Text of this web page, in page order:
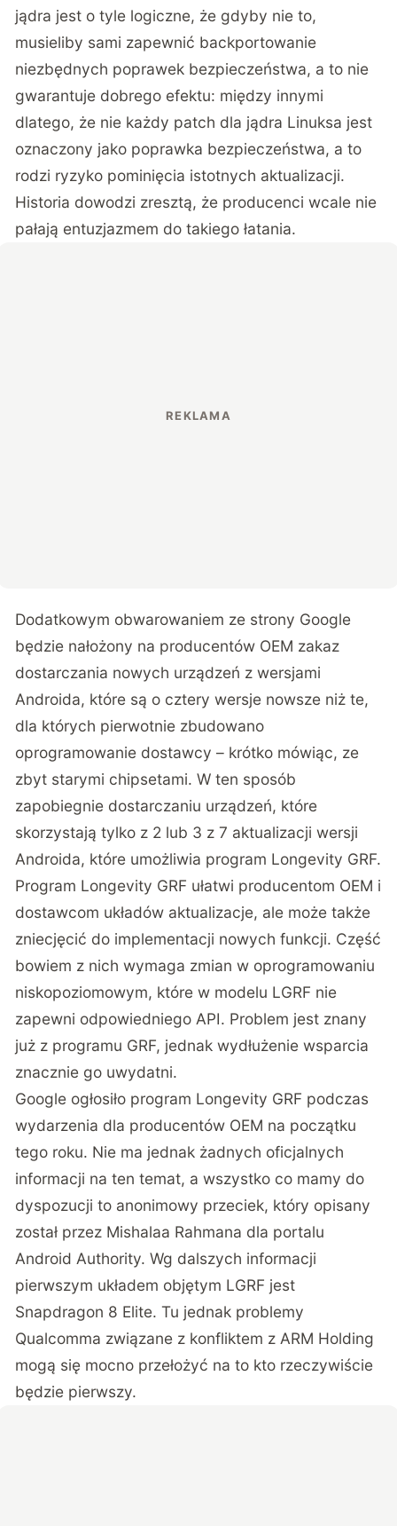
jądra jest o tyle logiczne, że gdyby nie to,
musieliby sami zapewnić backportowanie
niezbędnych poprawek bezpieczeństwa, a to nie
gwarantuje dobrego efektu: między innymi
dlatego, że nie każdy patch dla jądra Linuksa jest
oznaczony jako poprawka bezpieczeństwa, a to
rodzi ryzyko pominięcia istotnych aktualizacji.
Historia dowodzi zresztą, że producenci wcale nie
pałają entuzjazmem do takiego łatania.
Dodatkowym obwarowaniem ze strony Google
będzie nałożony na producentów OEM zakaz
dostarczania nowych urządzeń z wersjami
Androida, które są o cztery wersje nowsze niż te,
dla których pierwotnie zbudowano
oprogramowanie dostawcy – krótko mówiąc, ze
zbyt starymi chipsetami. W ten sposób
zapobiegnie dostarczaniu urządzeń, które
skorzystają tylko z 2 lub 3 z 7 aktualizacji wersji
Androida, które umożliwia program Longevity GRF.
Program Longevity GRF ułatwi producentom OEM i
dostawcom układów aktualizacje, ale może także
zniecjęcić do implementacji nowych funkcji. Część
bowiem z nich wymaga zmian w oprogramowaniu
niskopoziomowym, które w modelu LGRF nie
zapewni odpowiedniego API. Problem jest znany
już z programu GRF, jednak wydłużenie wsparcia
znacznie go uwydatni.
Google ogłosiło program Longevity GRF podczas
wydarzenia dla producentów OEM na początku
tego roku. Nie ma jednak żadnych oficjalnych
informacji na ten temat, a wszystko co mamy do
dyspozucji to anonimowy przeciek, który opisany
został przez Mishalaa Rahmana dla portalu
Android Authority. Wg dalszych informacji
pierwszym układem objętym LGRF jest
Snapdragon 8 Elite. Tu jednak problemy
Qualcomma związane z konfliktem z ARM Holding
mogą się mocno przełożyć na to kto rzeczywiście
będzie pierwszy.